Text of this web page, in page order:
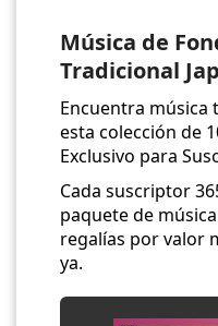
Música de
Tradicional
Encuentra música
esta colección de
Exclusivo para
Cada suscriptor
paquete de
regalías por valor
ya.